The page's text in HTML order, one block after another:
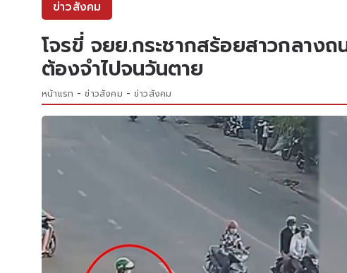
ข่าวสังคม
โจรขี่ จยย.กระชากสร้อยสาวกลาง
ต้องจำไปจนวันตาย
หน้าแรก ข่าวสังคม ข่าวสังคม